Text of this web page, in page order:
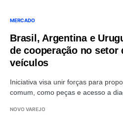
MERCADO
Brasil, Argentina e
de cooperação no setor
veículos
Iniciativa visa unir forças para
comum, como peças e acesso a
NOVO VAREJO